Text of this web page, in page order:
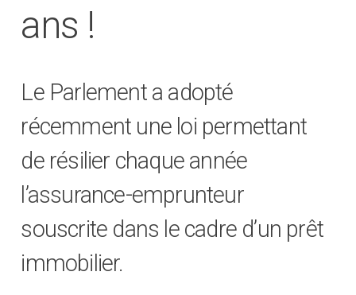
ans !
Le Parlement a adopté
récemment une loi permettant
de résilier chaque année
l’assurance-emprunteur
souscrite dans le cadre d’un prêt
immobilier.